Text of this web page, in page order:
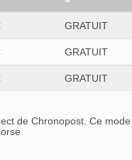
GRATUIT
GRATUIT
GRATUIT
de Chronopost. Ce mode